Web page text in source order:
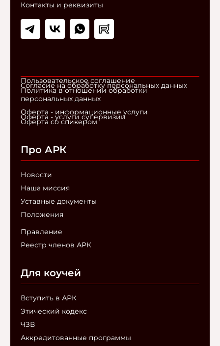
Контакты и реквизиты
Пользовательское соглашение
Согласие на обработку персональных данных
Политика в отношении обработки
персональных данных
Оферта - информационные услуги
Оферта - услуги супервизии
Оферта со спикером
Про АРК
Новости
Наша миссия
Уставные документы
Положения
Правление
Реестр членов АРК
Для коучей
Вступить в АРК
Этический кодекс
ЧЗВ
Аккредитованные программы